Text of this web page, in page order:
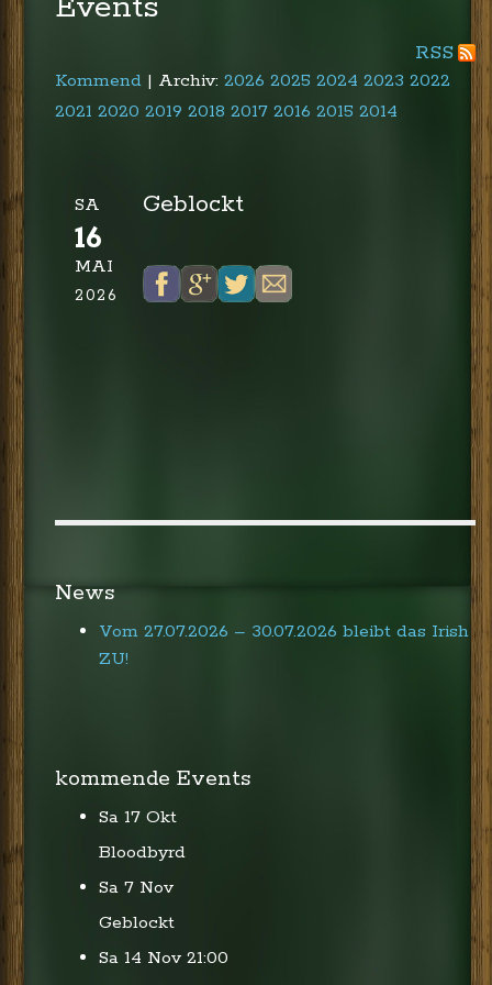
RSS
Kommend | Archiv: 2026 2025 2024 2023 2022
2021 2020 2019 2018 2017 2016 2015 2014
SA
16
MAI
2026
Geblockt
News
Vom 27.07.2026 – 30.07.2026 bleibt das Irish
ZU!
kommende Events
Sa 17 Okt
Bloodbyrd
Sa 7 Nov
Geblockt
Sa 14 Nov 21:00